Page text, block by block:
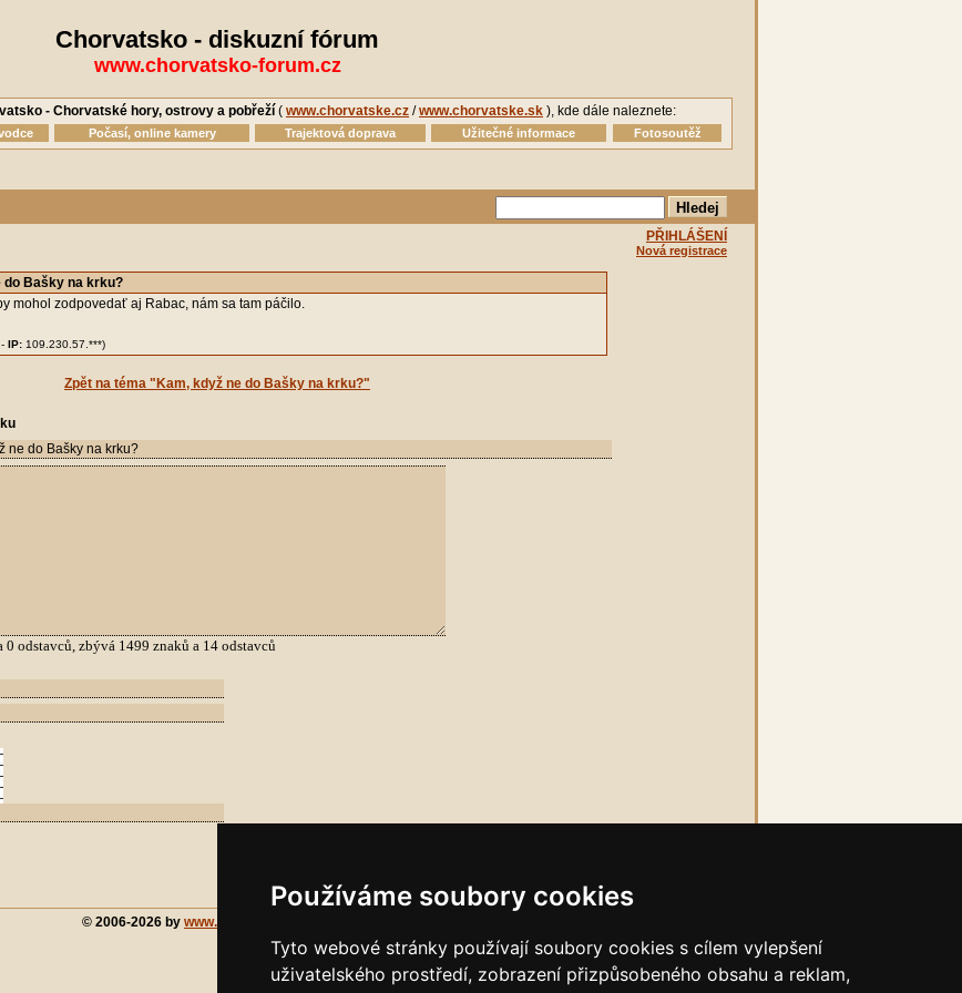
Používáme soubory cookies
Tyto webové stránky používají soubory cookies s cílem vylepšení
uživatelského prostředí, zobrazení přizpůsobeného obsahu a reklam,
Chorvatsko - diskuzní fórum
www.chorvatsko-forum.cz
- Chorvatské hory, ostrovy a pobřeží ( www.chorvatske.cz /www.chorvatske.sk ), kde dále naleznete:
Počasí, online kamery Trajektová doprava Užitečné informace Fotosoutěž
PŘIHLÁŠENÍ
Nová registrace
do Bašky na krku?
mohol zodpovedať aj Rabac, nám sa tam páčilo.
IP:109.230.57.***)
Zpět na téma "Kam, když ne do Bašky na krku?"
0 odstavců, zbývá 1499 znaků a 14odstavců
© 2006-2026 by www.chorvatsko-forum.cz